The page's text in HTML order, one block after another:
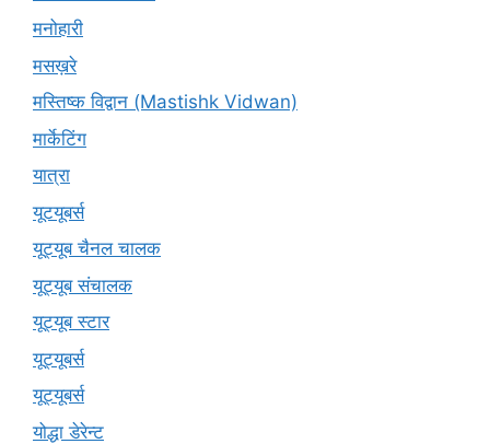
मनोहारी
मसख़रे
मस्तिष्क विद्वान (Mastishk Vidwan)
मार्केटिंग
यात्रा
यूटयूबर्स
यूट्यूब चैनल चालक
यूट्यूब संचालक
यूट्यूब स्टार
यूट्‍यूबर्स
यूट्यूबर्स
योद्धा डेरेन्ट